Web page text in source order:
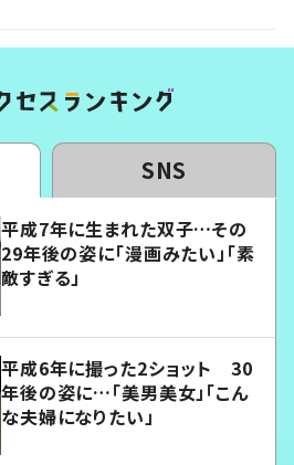
SNS
平成7年に生まれた双子…その
29年後の姿に「漫画みたい」「素
敵すぎる」
平成6年に撮った2ショット 30
年後の姿に…「美男美女」「こん
な夫婦になりたい」